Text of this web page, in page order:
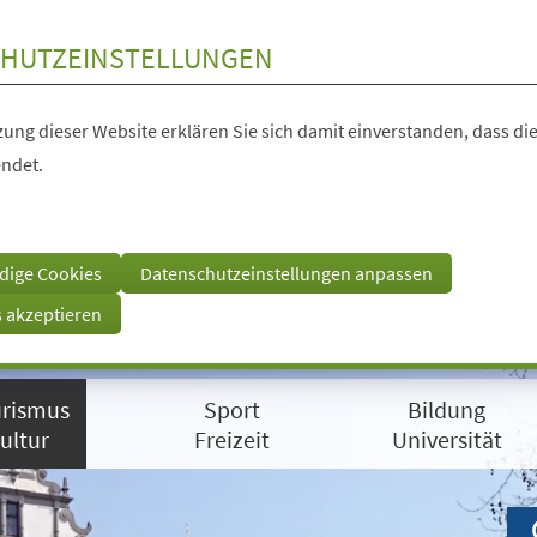
dieser Website erklären Sie sich damit einverstanden, dass
Cookies
Datenschutzeinstellungen anpassen
akzeptieren
Sport
Freizeit
Bildung
Universität